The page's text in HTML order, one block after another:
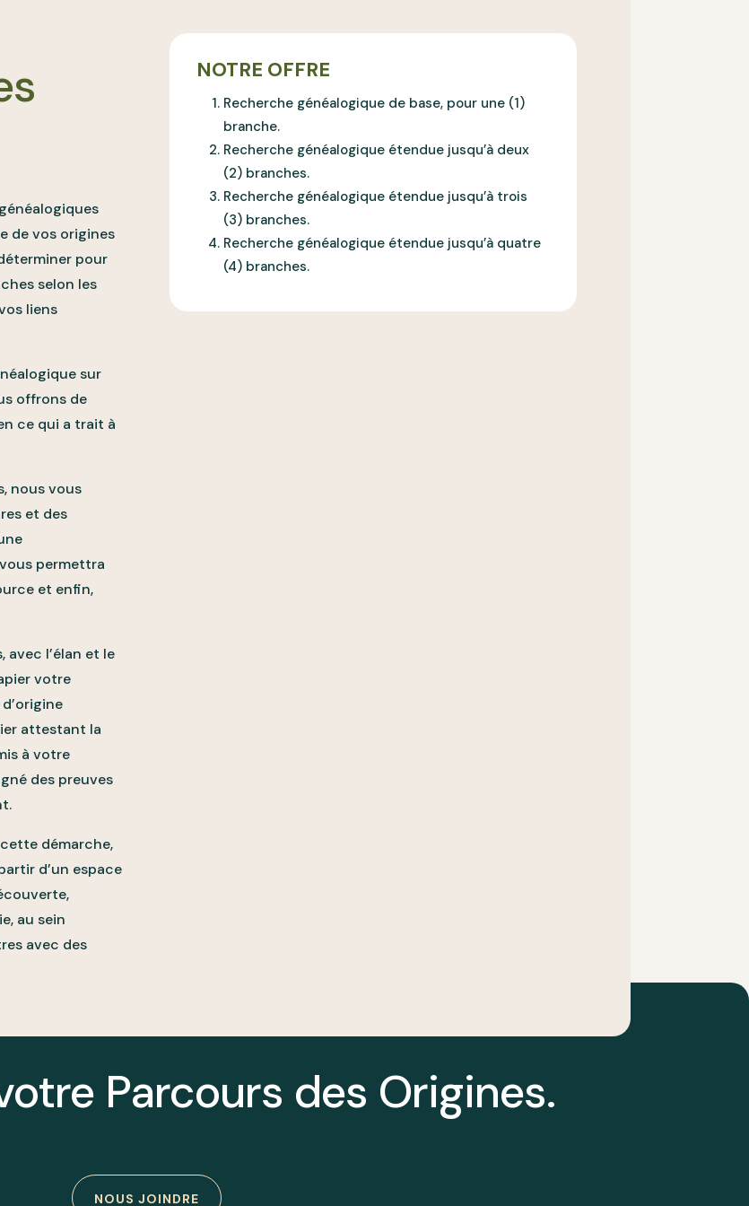
de vos origines
pour
selon les
liens
sur
offrons de
ce qui a trait à
nous vous
et des
permettra
et enfin,
l’élan et le
votre
attestant la
à votre
des preuves
démarche,
d’un espace
au sein
avec des
NOTRE OFFRE
Recherche généalogique de base, pour une (1)
branche.
Recherche généalogique étendue jusqu’à deux
(2) branches.
Recherche généalogique étendue jusqu’à trois
(3) branches.
Recherche généalogique étendue jusqu’à quatre
(4) branches.
Parcours des Origines.
NOUS JOINDRE